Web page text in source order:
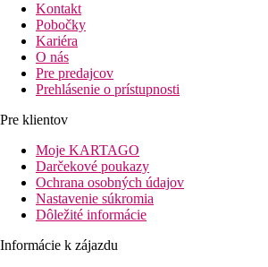
Kontakt
Pobočky
Kariéra
O nás
Pre predajcov
Prehlásenie o prístupnosti
Pre klientov
Moje KARTAGO
Darčekové poukazy
Ochrana osobných údajov
Nastavenie súkromia
Dôležité informácie
Informácie k zájazdu